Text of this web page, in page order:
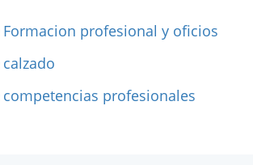
Formacion profesional y oficios
competencias profesionales